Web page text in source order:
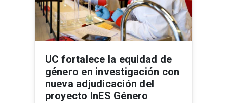
UC fortalece la equidad de
género en investigación con
nueva adjudicación del
proyecto InES Género